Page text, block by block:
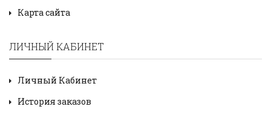
Карта сайта
ЛИЧНЫЙ КАБИНЕТ
Личный Кабинет
История заказов